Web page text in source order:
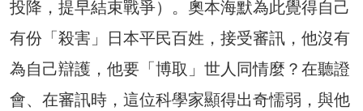
投降，提早結束戰爭）。奧本海默為此覺得自己
有份「殺害」日本平民百姓，接受審訊，他沒有
為自己辯護，他要「博取」世人同情麼？在聽證
會、在審訊時，這位科學家顯得出奇懦弱，與他